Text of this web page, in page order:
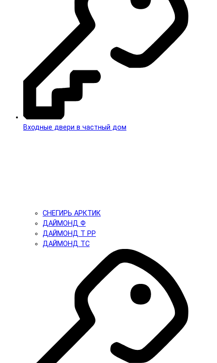
Входные двери в частный дом
СНЕГИРЬ АРКТИК
ДАЙМОНД Ф
ДАЙМОНД Т PP
ДАЙМОНД ТС